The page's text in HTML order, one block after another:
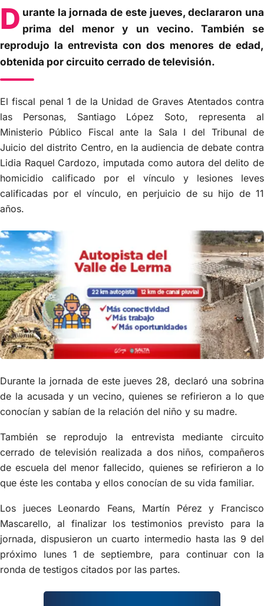
D urante la jornada de este jueves, declararon una
prima del menor y un vecino. También se
reprodujo la entrevista con dos menores de edad,
obtenida por circuito cerrado de televisión.
El fiscal penal 1 de la Unidad de Graves Atentados contra
las Personas, Santiago López Soto, representa al
Ministerio Público Fiscal ante la Sala I del Tribunal de
Juicio del distrito Centro, en la audiencia de debate contra
Lidia Raquel Cardozo, imputada como autora del delito de
homicidio calificado por el vínculo y lesiones leves
calificadas por el vínculo, en perjuicio de su hijo de 11
años.
Durante la jornada de este jueves 28, declaró una sobrina
de la acusada y un vecino, quienes se refirieron a lo que
conocían y sabían de la relación del niño y su madre.
También se reprodujo la entrevista mediante circuito
cerrado de televisión realizada a dos niños, compañeros
de escuela del menor fallecido, quienes se refirieron a lo
que éste les contaba y ellos conocían de su vida familiar.
Los jueces Leonardo Feans, Martín Pérez y Francisco
Mascarello, al finalizar los testimonios previsto para la
jornada, dispusieron un cuarto intermedio hasta las 9 del
próximo lunes 1 de septiembre, para continuar con la
ronda de testigos citados por las partes.